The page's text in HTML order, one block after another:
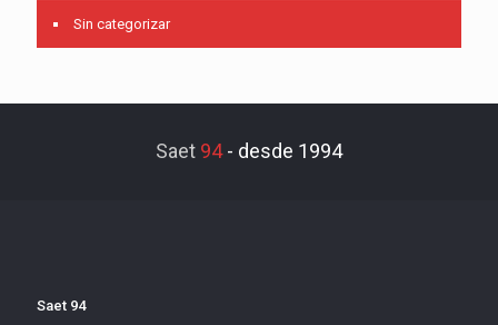
Sin categorizar
Saet 94- desde 1994
Saet 94